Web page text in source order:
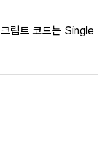
립트 코드는 Single